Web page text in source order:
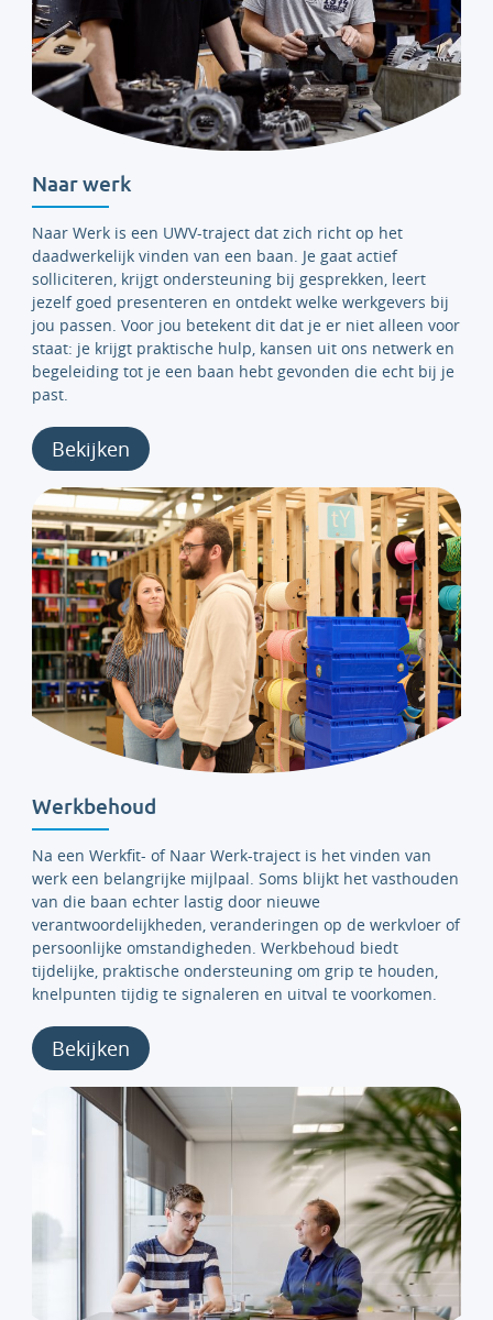
Naar werk
Naar Werk is een UWV-traject dat zich richt op het
daadwerkelijk vinden van een baan. Je gaat actief
solliciteren, krijgt ondersteuning bij gesprekken, leert
jezelf goed presenteren en ontdekt welke werkgevers bij
jou passen. Voor jou betekent dit dat je er niet alleen voor
staat: je krijgt praktische hulp, kansen uit ons netwerk en
begeleiding tot je een baan hebt gevonden die echt bij je
past.
Bekijken
Werkbehoud
Na een Werkfit- of Naar Werk-traject is het vinden van
werk een belangrijke mijlpaal. Soms blijkt het vasthouden
van die baan echter lastig door nieuwe
verantwoordelijkheden, veranderingen op de werkvloer of
persoonlijke omstandigheden. Werkbehoud biedt
tijdelijke, praktische ondersteuning om grip te houden,
knelpunten tijdig te signaleren en uitval te voorkomen.
Bekijken